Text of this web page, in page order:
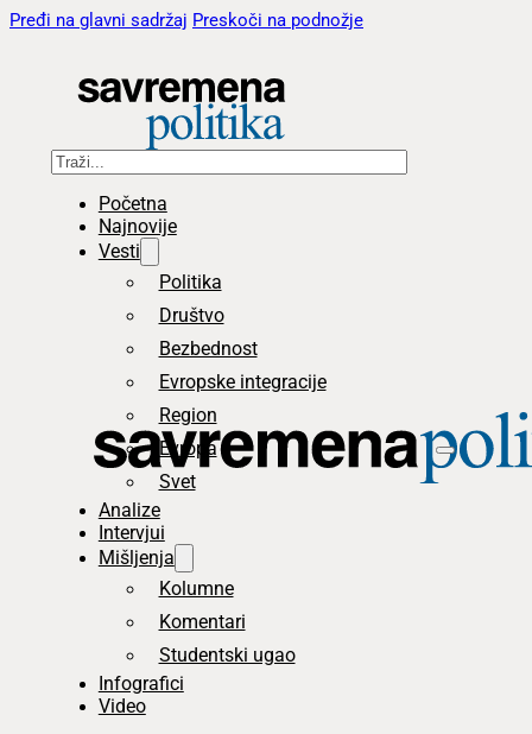
Pređi na glavni sadržaj Preskoči na podnožje
Pretraga
Početna
Najnovije
Vesti
Politika
Društvo
Bezbednost
Evropske integracije
Region
Evropa
Svet
Analize
Intervjui
Mišljenja
Kolumne
Komentari
Studentski ugao
Infografici
Video